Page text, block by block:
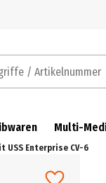
/ Artikelnummer
Multi-
USS Enterprise CV-6